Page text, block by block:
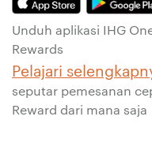
Unduh aplikasi IHG
Rewards
Pelajari
seputar pemesanan
Reward dari mana saja